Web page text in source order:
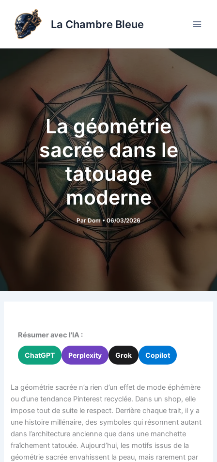
contenu
La Chambre Bleue
La géométrie
sacrée dans le
tatouage
moderne
Par Dom•06/03/2026
Résumer avec l'IA :
ChatGPT Perplexity Grok Copilot
La géométrie sacrée n’a rien d’un effet de mode éphémère
ou d’une tendance Pinterest recyclée. Dans un shop, elle
impose tout de suite le respect. Derrière chaque trait, il y a
une histoire millénaire, des symboles qui résonnent autant
dans l’architecture ancienne que dans une manchette
fraîchement tatouée. Aujourd’hui, les motifs issus de la
géométrie sacrée envahissent la peau, mais rarement par